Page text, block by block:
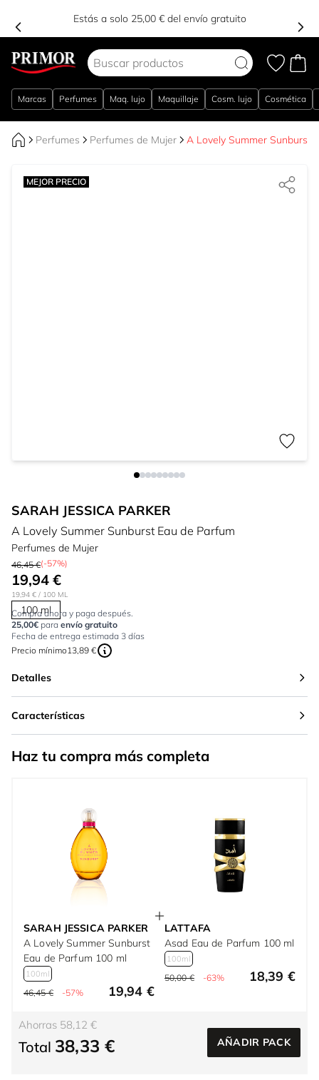
Estás a solo 25,00 € del envío gratuito
Marcas Perfumes Maq. lujo Maquillaje Cosm. lujo Cosmética
Perfumes Perfumes de Mujer A Lovely Summer Sunburst
MEJOR PRECIO
SARAH JESSICA PARKER
A Lovely Summer Sunburst Eau de Parfum
Perfumes de Mujer
46,45 €(-57%)
19,94 €
19,94 € / 100 ML
100 ml
Compra ahora y paga después.
25,00€ para envío gratuito
Fecha de entrega estimada 3 días
Precio mínimo13,89 €
Detalles
Características
Haz tu compra más completa
SARAH JESSICA PARKER
A Lovely Summer Sunburst
Eau de Parfum 100 ml
100ml
46,45 € -57% 19,94 €
LATTAFA
Asad Eau de Parfum 100 ml
100ml
50,00 € -63% 18,39 €
Ahorras 58,12 €
Total 38,33 € AÑADIR PACK